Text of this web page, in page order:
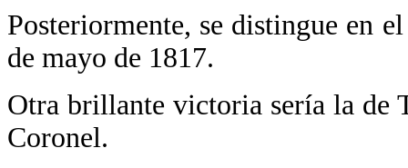
Posteriormente, se distingue en
de mayo de 1817.
Otra brillante victoria sería la de
Coronel.